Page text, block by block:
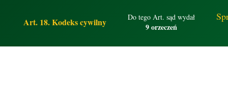
Art. 18. Kodeks cywilny Do tego Art. sąd wydał
9 orzeczeń